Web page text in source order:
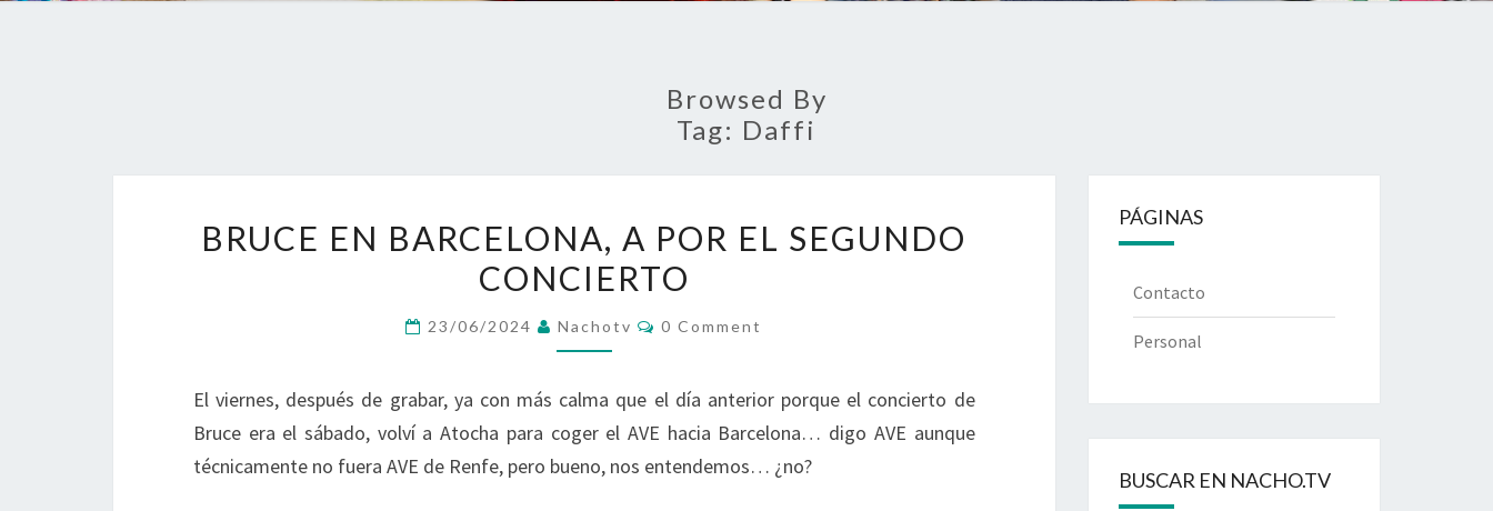
Browsed By
Tag: Daffi
EN
BARCELONA,
POR
SEGUNDO
CONCIERTO
BRUCE EN BARCELONA, A POR EL SEGUNDO
CONCIERTO
23/06/2024 Nachotv Comments
0 Comment
El viernes, después de grabar, ya con más calma que el día anterior porque el concierto de
Bruce era el sábado, volví a Atocha para coger el AVE hacia Barcelona… digo AVE aunque
técnicamente no fuera AVE de Renfe, pero bueno, nos entendemos… ¿no?
PÁGINAS
Contacto
Personal
BUSCAR EN NACHO.TV